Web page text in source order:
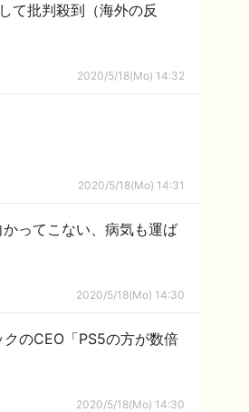
て批判殺到（海外の反
2020/5/18(Mo) 14:32
2020/5/18(Mo) 14:31
ってこない、病気も運ば
2020/5/18(Mo) 14:30
のCEO「PS5の方が数倍
2020/5/18(Mo) 14:30